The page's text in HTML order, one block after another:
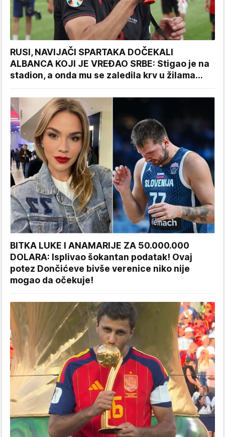
RUSI, NAVIJAČI SPARTAKA DOČEKALI
ALBANCA KOJI JE VREĐAO SRBE: Stigao je na
stadion, a onda mu se zaledila krv u žilama...
BITKA LUKE I ANAMARIJE ZA 50.000.000
DOLARA: Isplivao šokantan podatak! Ovaj
potez Dončićeve bivše verenice niko nije
mogao da očekuje!